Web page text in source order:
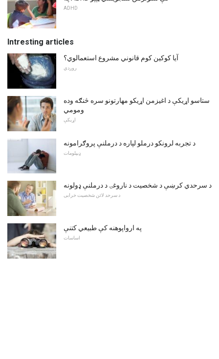
ADHD
Intresting articles
آیا کوکین کوم قانوني مشروع استعمالوي؟
روږدي
ستاسو اړیکې د اغیزمن اړیکو مهارتونو سره څنګه وده
ومومي
اړیکې
د تجربه لرونکو درملو لپاره د درملنې پروګرامونه
ډیپلومات
د سرحدي کرښې د شخصیت د ناروغۍ د درملنې ډولونه
د سرحد لائن شخصیت خرابی
په ارواپوهنه کې طبیعي کتنې
اساسات